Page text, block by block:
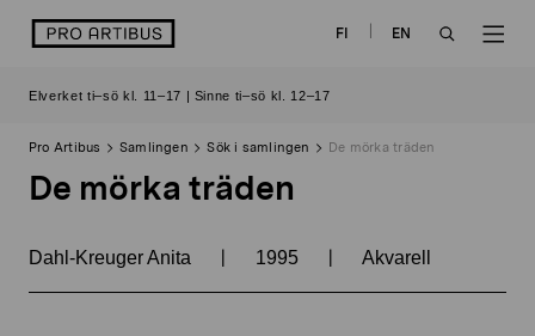
logo FI
EN
Elverket ti–sö kl. 11–17 | Sinne ti–sö kl. 12–17
Pro Artibus Samlingen Sök i samlingen De mörka träden
De mörka träden
Dahl-Kreuger Anita | 1995 | Akvarell